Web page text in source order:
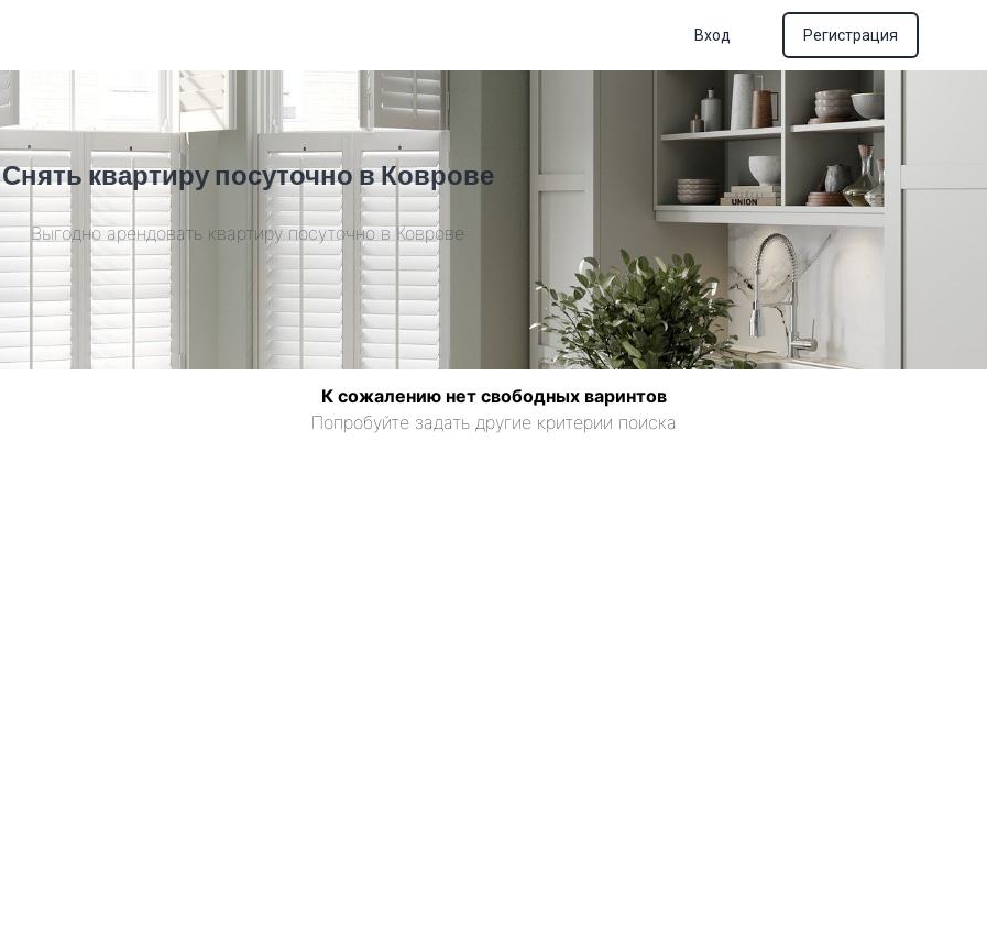
Вход Регистрация
Снять квартиру посуточно в Коврове
Выгодно арендовать квартиру посуточно в Коврове
К сожалению нет свободных варинтов
Попробуйте задать другие критерии поиска